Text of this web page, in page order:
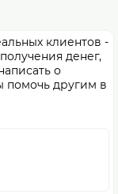
клиентов -
денег,
о
помочь другим в